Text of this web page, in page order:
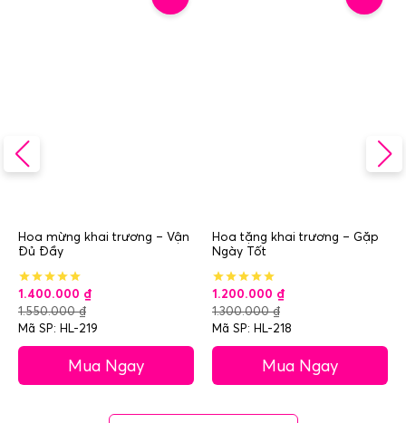
Hoa mừng khai trương – Vận
Đủ Đầy
1.400.000 ₫
1.550.000₫
Mã SP: HL-219
Mua Ngay
Hoa tặng khai trương – Gặp
Ngày Tốt
1.200.000 ₫
1.300.000₫
Mã SP: HL-218
Mua Ngay